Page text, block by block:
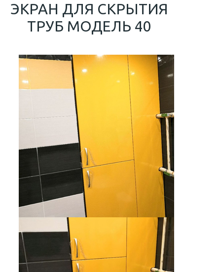
ЭКРАН ДЛЯ СКРЫТИЯ
ТРУБ МОДЕЛЬ 40